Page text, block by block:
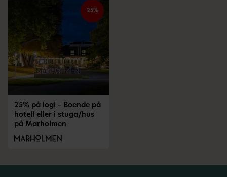
25%
25% på logi – Boende på
hotell eller i stuga/hus
på Marholmen